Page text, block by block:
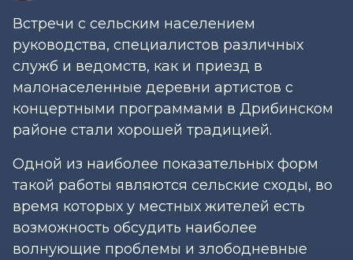
Встречи с сельским населением
руководства, специалистов различных
служб и ведомств, как и приезд в
малонаселенные деревни артистов с
концертными программами в Дрибинском
районе стали хорошей традицией.
Одной из наиболее показательных форм
такой работы являются сельские сходы, во
время которых у местных жителей есть
возможность обсудить наиболее
волнующие проблемы и злободневные